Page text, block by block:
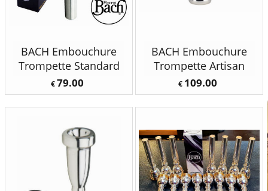
BACH Embouchure
Trompette Standard
€79.00
BACH Embouchure
Trompette Artisan
€ 109.00